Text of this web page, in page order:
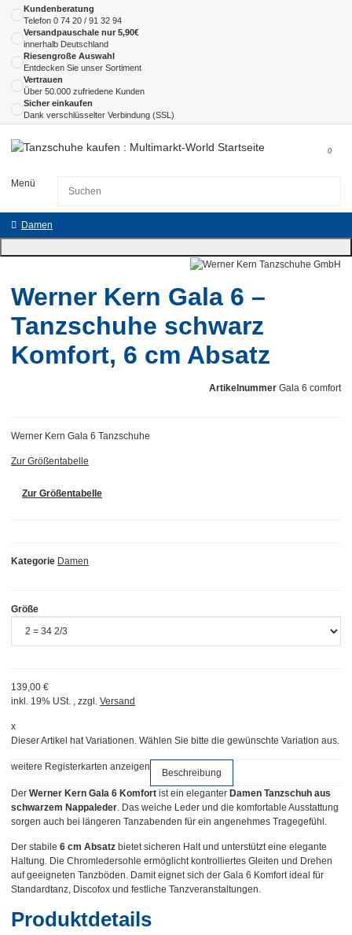
Kundenberatung
Telefon 0 74 20 / 91 32 94
Versandpauschale nur 5,90€
innerhalb Deutschland
Riesengroße Auswahl
Entdecken Sie unser Sortiment
Vertrauen
Über 50.000 zufriedene Kunden
Sicher einkaufen
Dank verschlüsselter Verbindung (SSL)
Menü
0
Damen
Werner Kern Gala 6 –
Tanzschuhe schwarz
Komfort, 6 cm Absatz
Artikelnummer Gala 6 comfort
Kategorie Damen
Werner Kern Gala 6 Tanzschuhe
Zur Größentabelle
Zur Größentabelle
Größe
139,00 €
inkl. 19% USt. , zzgl. Versand
x
Dieser Artikel hat Variationen. Wählen Sie bitte die gewünschte Variation aus.
weitere Registerkarten anzeigen
Beschreibung
Der Werner Kern Gala 6 Komfort ist ein eleganter Damen Tanzschuh aus
schwarzem Nappaleder. Das weiche Leder und die komfortable Ausstattung
sorgen auch bei längeren Tanzabenden für ein angenehmes Tragegefühl.
Der stabile 6 cm Absatz bietet sicheren Halt und unterstützt eine elegante
Haltung. Die Chromledersohle ermöglicht kontrolliertes Gleiten und Drehen
auf geeigneten Tanzböden. Damit eignet sich der Gala 6 Komfort ideal für
Standardtanz, Discofox und festliche Tanzveranstaltungen.
Produktdetails